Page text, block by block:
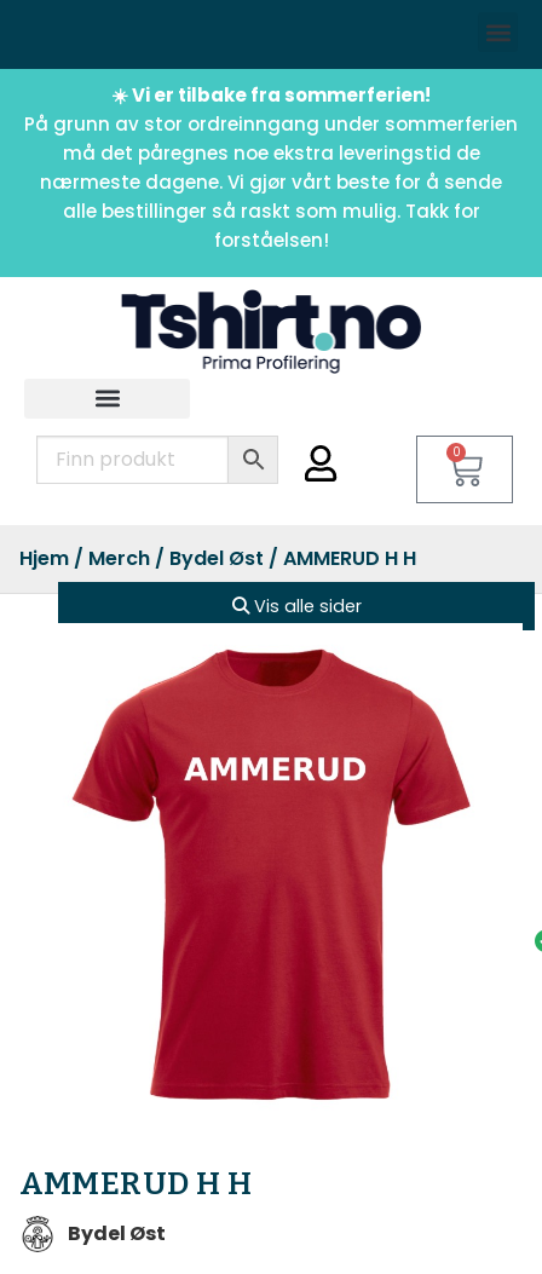
☀️ Vi er tilbake fra sommerferien!
På grunn av stor ordreinngang under sommerferien
må det påregnes noe ekstra leveringstid de
nærmeste dagene. Vi gjør vårt beste for å sende
alle bestillinger så raskt som mulig. Takk for
forståelsen!
0
Hjem / Merch / Bydel Øst / AMMERUD H H
Vis alle sider
AMMERUD H H
Bydel Øst